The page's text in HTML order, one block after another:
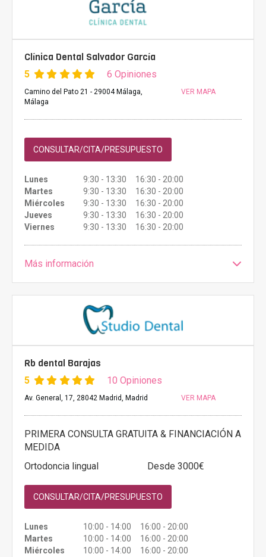
Clínica Dental Salvador García
5 6 Opiniones
Camino del Pato 21 - 29004 Málaga,
Málaga
VER MAPA
CONSULTAR/CITA/PRESUPUESTO
Lunes
9:30 - 13:30 16:30 - 20:00
Martes
9:30 - 13:30 16:30 - 20:00
Miércoles
9:30 - 13:30 16:30 - 20:00
Jueves
9:30 - 13:30 16:30 - 20:00
Viernes
9:30 - 13:30 16:30 - 20:00
Más información
Rb dental Barajas
5 10 Opiniones
Av. General, 17, 28042 Madrid, Madrid VER MAPA
PRIMERA CONSULTA GRATUITA & FINANCIACIÓN A
MEDIDA
Ortodoncia lingual
Desde 3000€
CONSULTAR/CITA/PRESUPUESTO
Lunes
10:00 - 14:00 16:00 - 20:00
Martes
10:00 - 14:00 16:00 - 20:00
Miércoles
10:00 - 14:00 16:00 - 20:00